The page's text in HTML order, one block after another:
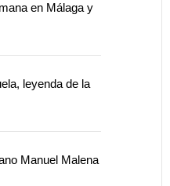
en Málaga y
leyenda de la
Manuel Malena